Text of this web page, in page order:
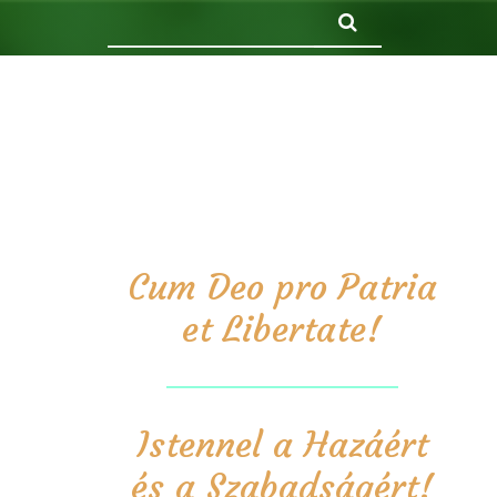
Cum Deo pro Patria
et Libertate!
Istennel a Hazáért
és a Szabadságért!